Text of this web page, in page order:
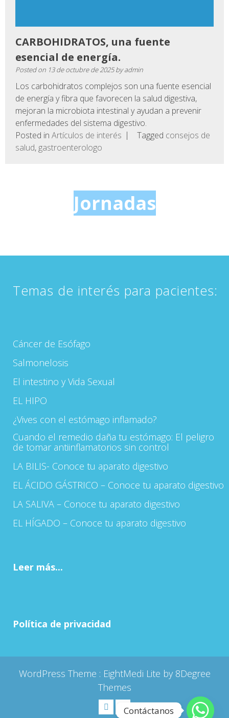
CARBOHIDRATOS, una fuente
esencial de energía.
Posted on 13 de octubre de 2025byadmin
Los carbohidratos complejos son una fuente esencial
de energía y fibra que favorecen la salud digestiva,
mejoran la microbiota intestinal y ayudan a prevenir
enfermedades del sistema digestivo.
Posted in Artículos de interés Tagged consejos de
salud, gastroenterologo
Jornadas
Temas de interés para pacientes:
Cáncer de Esófago
Salmonelosis
El intestino y Vida Sexual
EL HIPO
¿Vives con el estómago inflamado?
Cuando el remedio daña tu estómago: El peligro
de tomar antiinflamatorios sin control
LA BILIS- Conoce tu aparato digestivo
EL ÁCIDO GÁSTRICO – Conoce tu aparato digestivo
LA SALIVA – Conoce tu aparato digestivo
EL HÍGADO – Conoce tu aparato digestivo
Leer más...
Política de privacidad
WordPress Theme : EightMedi Lite by 8Degree
Themes
Contáctanos